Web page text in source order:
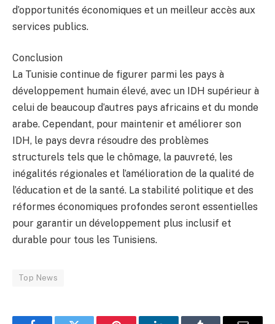
d’opportunités économiques et un meilleur accès aux
services publics.
Conclusion
La Tunisie continue de figurer parmi les pays à
développement humain élevé, avec un IDH supérieur à
celui de beaucoup d’autres pays africains et du monde
arabe. Cependant, pour maintenir et améliorer son
IDH, le pays devra résoudre des problèmes
structurels tels que le chômage, la pauvreté, les
inégalités régionales et l’amélioration de la qualité de
l’éducation et de la santé. La stabilité politique et des
réformes économiques profondes seront essentielles
pour garantir un développement plus inclusif et
durable pour tous les Tunisiens.
Top News